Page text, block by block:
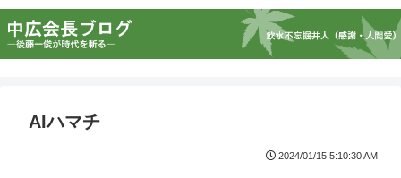
AIハマチ
2024/01/15 5:10:30 AM